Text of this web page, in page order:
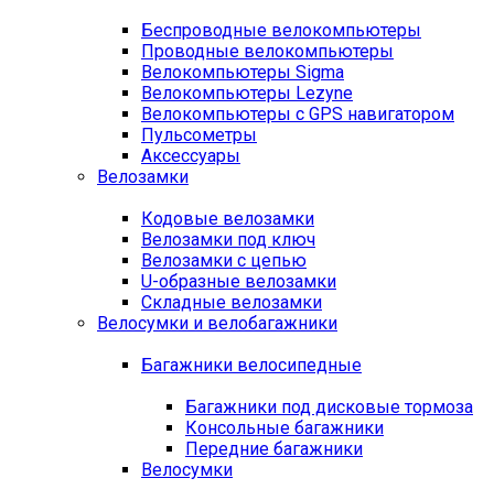
Беспроводные велокомпьютеры
Проводные велокомпьютеры
Велокомпьютеры Sigma
Велокомпьютеры Lezyne
Велокомпьютеры с GPS навигатором
Пульсометры
Аксессуары
Велозамки
Кодовые велозамки
Велозамки под ключ
Велозамки с цепью
U-образные велозамки
Складные велозамки
Велосумки и велобагажники
Багажники велосипедные
Багажники под дисковые тормоза
Консольные багажники
Передние багажники
Велосумки